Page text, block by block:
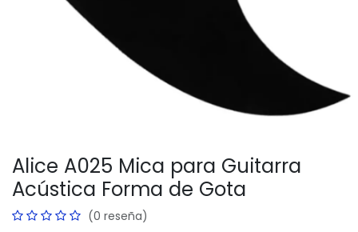
Alice A025 Mica para Guitarra
Acústica Forma de Gota
(0 reseña)